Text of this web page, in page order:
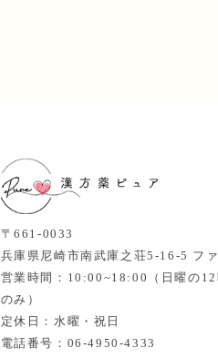
〒661-0033
兵庫県尼崎市南武庫之荘5-16-5 フ
営業時間：10:00~18:00（日曜の12
のみ）
定休日：水曜・祝日
電話番号：06-4950-4333